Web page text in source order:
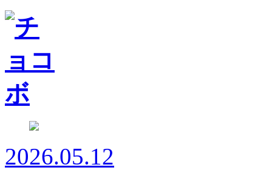
2026.05.12